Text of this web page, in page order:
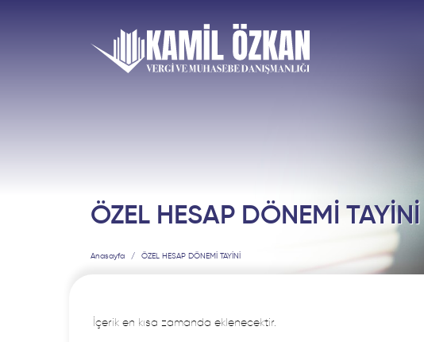
ÖZEL HESAP DÖNEMİ TAYİNİ
Anasayfa ÖZEL HESAP DÖNEMİ TAYİNİ
İçerik en kısa zamanda eklenecektir.